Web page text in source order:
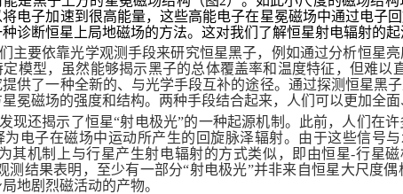
电子加速到很高能量，这些高能电子在星冕磁场中通过电子
诊断恒星上局地磁场的方法。这对我们了解恒星射电辐射的
主要依靠光学观测手段来研究恒星黑子，例如通过分析恒星
模型，虽然能够揭示黑子的总体覆盖率和温度特征，但难以
供了一种全新的、与光学手段互补的途径。通过探测恒星黑
冕磁场的强度和结构。两种手段结合起来，人们可以更加全面
现还揭示了恒星“射电极光”的一种起源机制。此前，人们在
为电子在磁场中运动所产生的回旋脉泽辐射。由于这些信号
其机制上与行星产生射电辐射的方式类似，即由恒星-行星
测结果表明，至少有一部分“射电极光”并非来自恒星大尺度
地剧烈磁活动的产物。